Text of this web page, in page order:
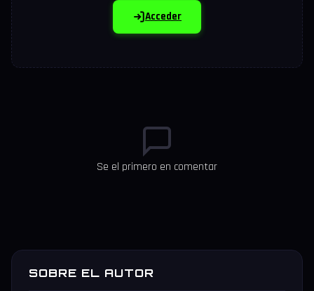
Acceder
Se el primero en comentar
SOBRE EL AUTOR